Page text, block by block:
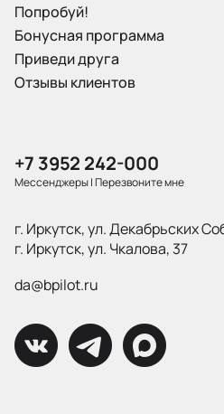
Попробуй!
Бонусная программа
Приведи друга
Отзывы клиентов
+7 3952 242-000
Мессенджеры|Перезвоните мне
г. Иркутск, ул. Декабрьских
г. Иркутск, ул. Чкалова, 37
da@bpilot.ru